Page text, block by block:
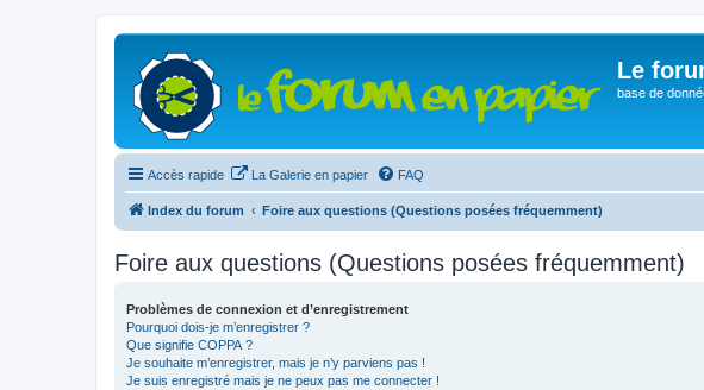
Le
base de
Accès rapide La Galerie en papier FAQ
Index du forum Foire aux questions (Questions posées fréquemment)
Foire aux questions (Questions posées fréquemment)
Problèmes de connexion et d’enregistrement
Pourquoi dois-je m’enregistrer ?
Que signifie COPPA ?
Je souhaite m’enregistrer, mais je n’y parviens pas !
Je suis enregistré mais je ne peux pas me connecter !